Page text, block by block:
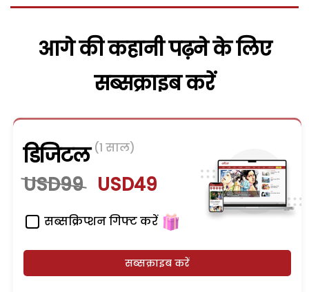
आगे की कहानी पढ़ने के लिए
सब्सक्राइब करें
डिजिटल (1 साल)
USD99 USD49
सब्सक्रिप्शन गिफ्ट करें
सब्सक्राइब करें